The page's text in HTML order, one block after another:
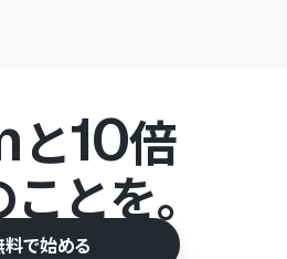
と10倍
とを。
料で始める